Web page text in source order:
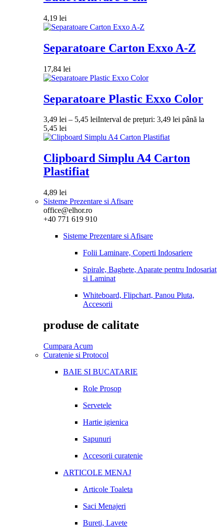
4,19 lei
Separatoare Carton Exxo A-Z
17,84 lei
Separatoare Plastic Exxo Color
3,49 lei – 5,45 leiInterval de prețuri: 3,49 lei până la
5,45 lei
Clipboard Simplu A4 Carton
Plastifiat
4,89 lei
Sisteme Prezentare si Afisare
office@elhor.ro
+40 771 619 910
Sisteme Prezentare si Afisare
Folii Laminare, Coperti Indosariere
Spirale, Baghete, Aparate pentru Indosariat
si Laminat
Whiteboard, Flipchart, Panou Pluta,
Accesorii
produse de calitate
Cumpara Acum
Curatenie si Protocol
BAIE SI BUCATARIE
Role Prosop
Servetele
Hartie igienica
Sapunuri
Accesorii curatenie
ARTICOLE MENAJ
Articole Toaleta
Saci Menajeri
Bureti, Lavete